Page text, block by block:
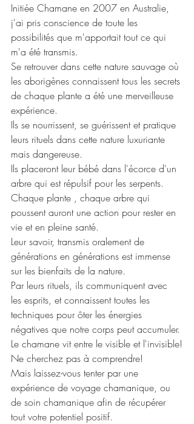
Initiée Chamane en 2007 en Australie,
j'ai pris conscience de toute les
possibilités que m'apportait tout ce qui
m'a été transmis.
Se retrouver dans cette nature sauvage où
les aborigènes connaissent tous les secrets
de chaque plante a été une merveilleuse
expérience.
Ils se nourrissent, se guérissent et pratique
leurs rituels dans cette nature luxuriante
mais dangereuse.
Ils placeront leur bébé dans l'écorce d'un
arbre qui est répulsif pour les serpents.
Chaque plante , chaque arbre qui
poussent auront une action pour rester en
vie et en pleine santé.
Leur savoir, transmis oralement de
générations en générations est immense
sur les bienfaits de la nature.
Par leurs rituels, ils communiquent avec
les esprits, et connaissent toutes les
techniques pour ôter les énergies
négatives que notre corps peut accumuler.
Le chamane vit entre le visible et l'invisible!
Ne cherchez pas à comprendre!
Mais laissez-vous tenter par une
expérience de voyage chamanique, ou
de soin chamanique afin de récupérer
tout votre potentiel positif.